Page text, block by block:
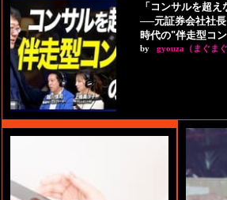
「コンサルを超え
──元証券会社社
時代の"伴走型コ
by gyouza（まぐまぐ